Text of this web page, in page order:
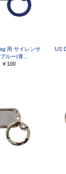
用 サイレンサ
ルー(青...
￥100
US